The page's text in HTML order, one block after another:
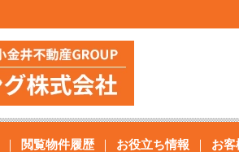
閲覧物件履歴 お役立ち情報 お客